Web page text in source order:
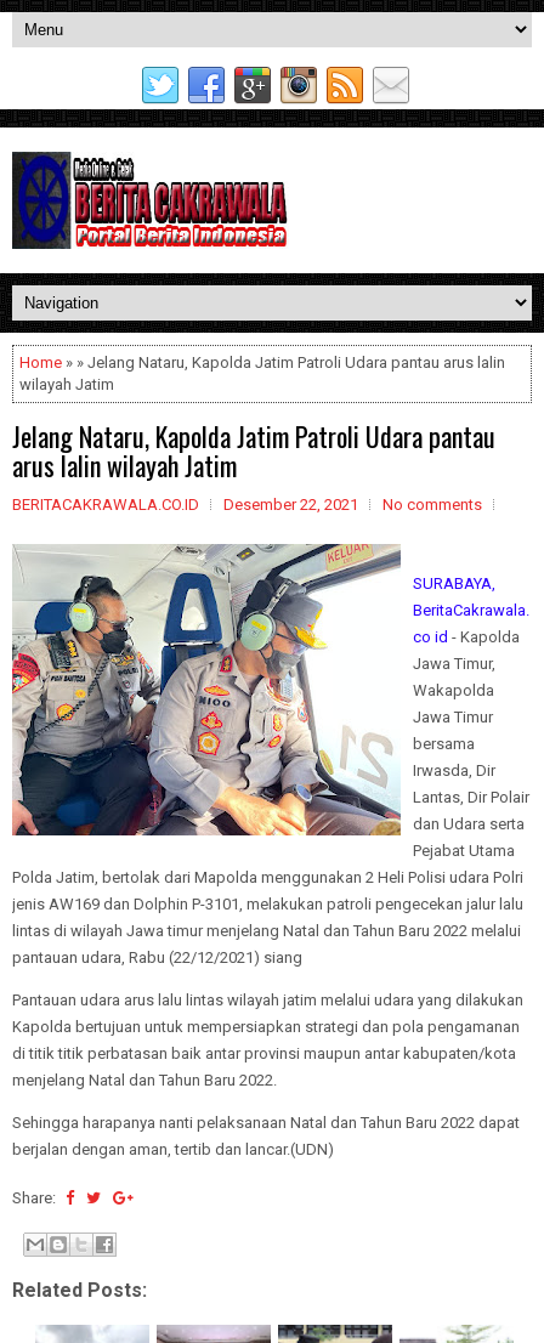
Home » » Jelang Nataru, Kapolda Jatim Patroli Udara pantau arus lalin
wilayah Jatim
Jelang Nataru, Kapolda Jatim Patroli Udara pantau
arus lalin wilayah Jatim
BERITACAKRAWALA.CO.ID Desember 22, 2021 No comments
SURABAYA,
BeritaCakrawala.
co id - Kapolda
Jawa Timur,
Wakapolda
Jawa Timur
bersama
Irwasda, Dir
Lantas, Dir Polair
dan Udara serta
Pejabat Utama
Polda Jatim, bertolak dari Mapolda menggunakan 2 Heli Polisi udara Polri
jenis AW169 dan Dolphin P-3101, melakukan patroli pengecekan jalur lalu
lintas di wilayah Jawa timur menjelang Natal dan Tahun Baru 2022 melalui
pantauan udara, Rabu (22/12/2021) siang
Pantauan udara arus lalu lintas wilayah jatim melalui udara yang dilakukan
Kapolda bertujuan untuk mempersiapkan strategi dan pola pengamanan
di titik titik perbatasan baik antar provinsi maupun antar kabupaten/kota
menjelang Natal dan Tahun Baru 2022.
Sehingga harapanya nanti pelaksanaan Natal dan Tahun Baru 2022 dapat
berjalan dengan aman, tertib dan lancar.(UDN)
Share:
Related Posts: